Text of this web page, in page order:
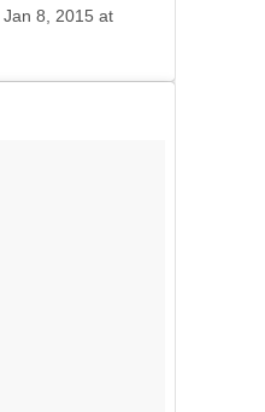
Jan 8, 2015 at